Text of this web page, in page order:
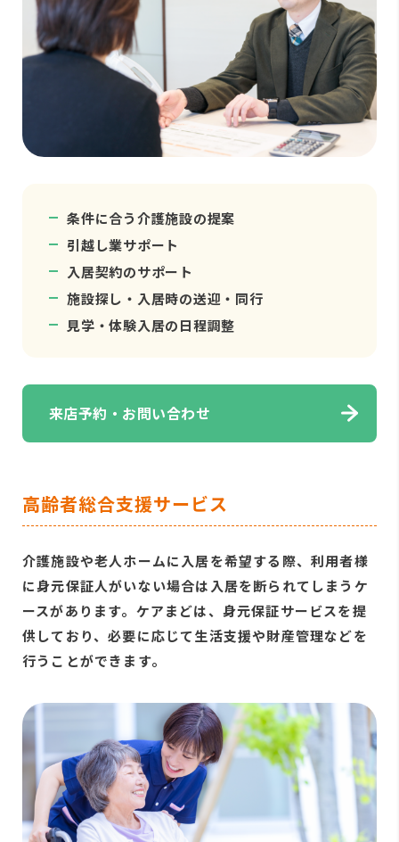
条件に合う介護施設の提案
引越し業サポート
入居契約のサポート
施設探し・入居時の送迎・同行
見学・体験入居の日程調整
来店予約・お問い合わせ
高齢者総合支援サービス
介護施設や老人ホームに入居を希望する際、利用者様
に身元保証人がいない場合は入居を断られてしまうケ
ースがあります。ケアまどは、身元保証サービスを提
供しており、必要に応じて生活支援や財産管理などを
行うことができます。